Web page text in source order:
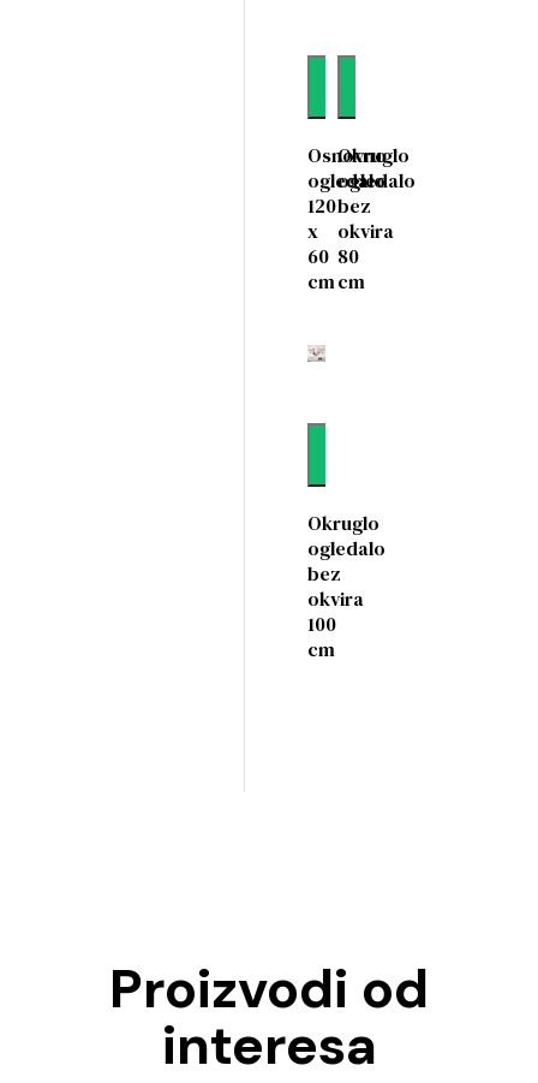
Osnovno
ogledalo
120
x
60
cm
Okruglo
ogledalo
bez
okvira
80
cm
Okruglo
ogledalo
bez
okvira
100
cm
Proizvodi od
interesa